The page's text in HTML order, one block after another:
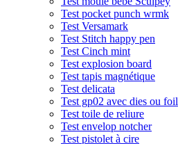
Test pocket punch wrmk
Test Versamark
Test Stitch happy pen
Test Cinch mint
Test explosion board
Test tapis magnétique
Test delicata
Test gp02 avec dies ou foil
Test toile de reliure
Test envelop notcher
Test pistolet à cire